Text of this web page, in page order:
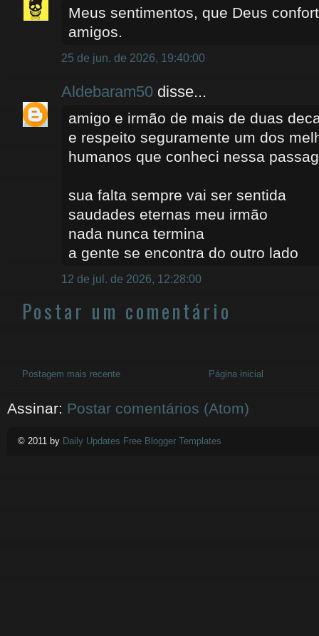
Meus sentimentos, que Deus
amigos.
25 de jun. de 2026, 19:40:00
Aldebaram50 disse...
amigo e irmão de mais de duas
e respeito seguramente um dos
humanos que conheci nessa
sua falta sempre vai ser sentida
saudades eternas meu irmão
nada nunca termina
a gente se encontra do outro lado
12 de jul. de 2026, 12:28:00
Postar um comentário
Postagem mais recente Página inicial
Assinar: Postar comentários (Atom)
© 2011 by Daily Updates Free Blogger Templates